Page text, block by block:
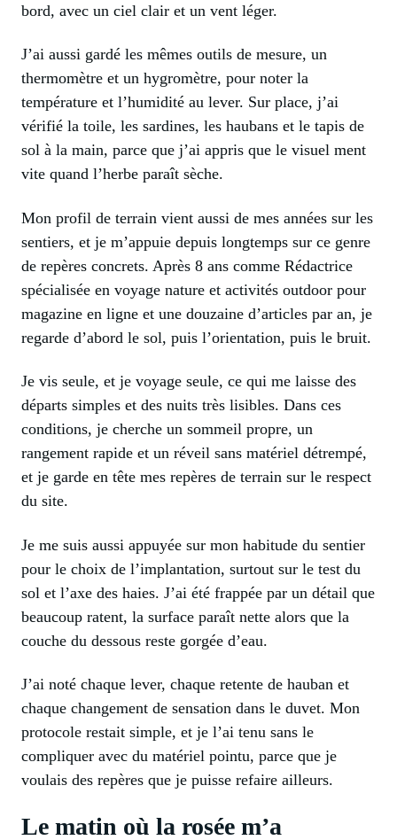
bord, avec un ciel clair et un vent léger.
J’ai aussi gardé les mêmes outils de mesure, un
thermomètre et un hygromètre, pour noter la
température et l’humidité au lever. Sur place, j’ai
vérifié la toile, les sardines, les haubans et le tapis de
sol à la main, parce que j’ai appris que le visuel ment
vite quand l’herbe paraît sèche.
Mon profil de terrain vient aussi de mes années sur les
sentiers, et je m’appuie depuis longtemps sur ce genre
de repères concrets. Après 8 ans comme Rédactrice
spécialisée en voyage nature et activités outdoor pour
magazine en ligne et une douzaine d’articles par an, je
regarde d’abord le sol, puis l’orientation, puis le bruit.
Je vis seule, et je voyage seule, ce qui me laisse des
départs simples et des nuits très lisibles. Dans ces
conditions, je cherche un sommeil propre, un
rangement rapide et un réveil sans matériel détrempé,
et je garde en tête mes repères de terrain sur le respect
du site.
Je me suis aussi appuyée sur mon habitude du sentier
pour le choix de l’implantation, surtout sur le test du
sol et l’axe des haies. J’ai été frappée par un détail que
beaucoup ratent, la surface paraît nette alors que la
couche du dessous reste gorgée d’eau.
J’ai noté chaque lever, chaque retente de hauban et
chaque changement de sensation dans le duvet. Mon
protocole restait simple, et je l’ai tenu sans le
compliquer avec du matériel pointu, parce que je
voulais des repères que je puisse refaire ailleurs.
Le matin où la rosée m’a